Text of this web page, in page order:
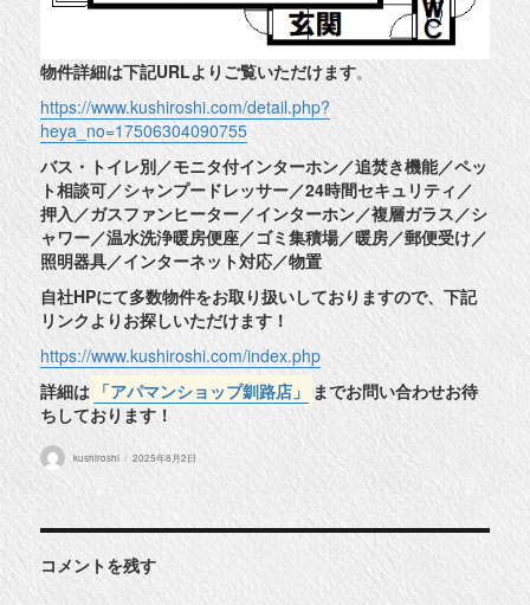
物件詳細は下記URLよりご覧いただけます。
https://www.kushiroshi.com/detail.php?
heya_no=17506304090755
バス・トイレ別／モニタ付インターホン／追焚き機能／ペッ
ト相談可／シャンプードレッサー／24時間セキュリティ／
押入／ガスファンヒーター／インターホン／複層ガラス／シ
ャワー／温水洗浄暖房便座／ゴミ集積場／暖房／郵便受け／
照明器具／インターネット対応／物置
自社HPにて多数物件をお取り扱いしておりますので、下記
リンクよりお探しいただけます！
https://www.kushiroshi.com/index.php
詳細は 「アパマンショップ釧路店」 までお問い合わせお待
ちしております！
投
者
kushiroshi
投
2025年8月2日
コメントを残す